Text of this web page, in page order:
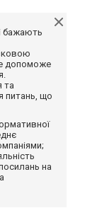
бажають
допоможе
та
питань, що
на